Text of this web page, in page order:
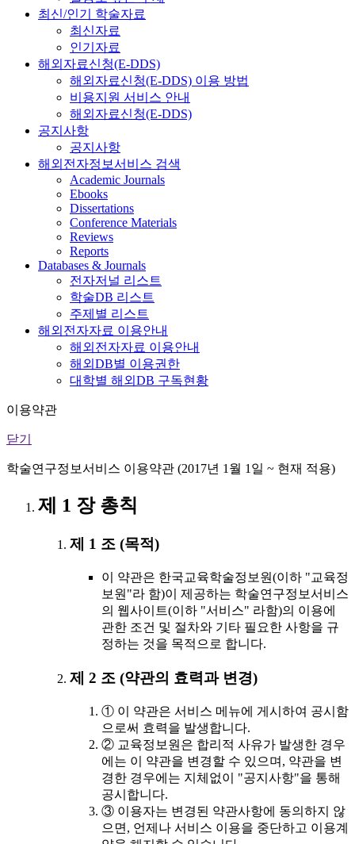
최신/인기 학술자료
최신자료
인기자료
해외자료신청(E-DDS)
해외자료신청(E-DDS) 이용 방법
비용지원 서비스 안내
해외자료신청(E-DDS)
공지사항
공지사항
해외전자정보서비스 검색
Academic Journals
Ebooks
Dissertations
Conference Materials
Reviews
Reports
Databases & Journals
전자저널 리스트
학술DB 리스트
주제별 리스트
해외전자자료 이용안내
해외전자자료 이용안내
해외DB별 이용권한
대학별 해외DB 구독현황
이용약관
닫기
학술연구정보서비스 이용약관 (2017년 1월 1일 ~ 현재 적용)
제 1 장 총칙
제 1 조 (목적)
이 약관은 한국교육학술정보원(이하 "교육정
보원"라 함)이 제공하는 학술연구정보서비스
의 웹사이트(이하 "서비스" 라함)의 이용에
관한 조건 및 절차와 기타 필요한 사항을 규
정하는 것을 목적으로 합니다.
제 2 조 (약관의 효력과 변경)
① 이 약관은 서비스 메뉴에 게시하여 공시함
으로써 효력을 발생합니다.
② 교육정보원은 합리적 사유가 발생한 경우
에는 이 약관을 변경할 수 있으며, 약관을 변
경한 경우에는 지체없이 "공지사항"을 통해
공시합니다.
③ 이용자는 변경된 약관사항에 동의하지 않
으면, 언제나 서비스 이용을 중단하고 이용계